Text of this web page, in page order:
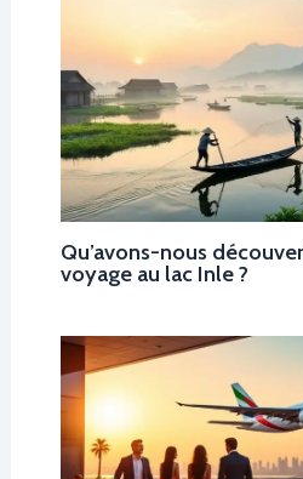
Qu’avons-nous
voyage au lac Inle ?